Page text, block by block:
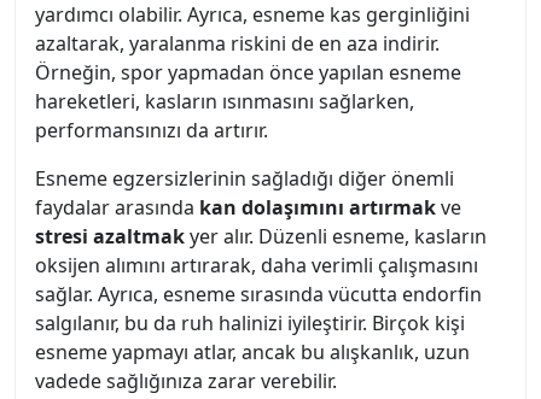
yardımcı olabilir. Ayrıca, esneme kas gerginliğini
azaltarak, yaralanma riskini de en aza indirir.
Örneğin, spor yapmadan önce yapılan esneme
hareketleri, kasların ısınmasını sağlarken,
performansınızı da artırır.
Esneme egzersizlerinin sağladığı diğer önemli
faydalar arasında kan dolaşımını artırmakve
stresi azaltmakyer alır. Düzenli esneme, kasların
oksijen alımını artırarak, daha verimli çalışmasını
sağlar. Ayrıca, esneme sırasında vücutta endorfin
salgılanır, bu da ruh halinizi iyileştirir. Birçok kişi
esneme yapmayı atlar, ancak bu alışkanlık, uzun
vadede sağlığınıza zarar verebilir.